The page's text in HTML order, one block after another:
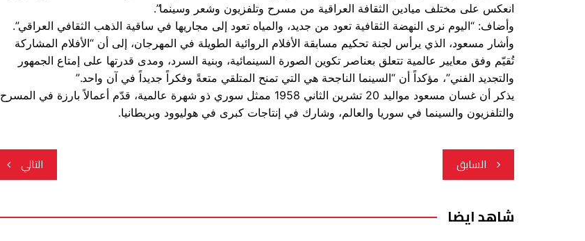
انعكس على مختلف ميادين الثقافة العراقية من مسرح وتلفزيون وشعر وسينما”.
وأضاف: “اليوم نرى النهضة الثقافية تعود من جديد، والمياه تعود إلى مجاريها في ساقية الذهب الثقافي العراقي”.
وأشار مسعود، الذي يرأس لجنة تحكيم مسابقة الأفلام الروائية الطويلة في المهرجان، إلى أن “الأفلام المشاركة
تُقيّم وفق معايير عالمية تتعلق بعناصر تكوين الصورة السينمائية، وبنية السرد، ومدى قدرتها على إمتاع الجمهور
والتجديد الفني”، مؤكداً أن “السينما الناجحة هي التي تمنح المتلقي متعةً وفكراً جديداً في آن واحد.”
يذكر أن غسان مسعود مواليد 20 تشرين الثاني 1958 ممثل سوري ذو شهرة عالمية، قدّم أعمالاً بارزة في المسرح
والتلفزيون والسينما في سوريا والعالم، وشارك في إنتاجات كبرى في هوليوود وبريطانيا.
تصفّح
المقالات
السابق التالي
شاهد ايضا